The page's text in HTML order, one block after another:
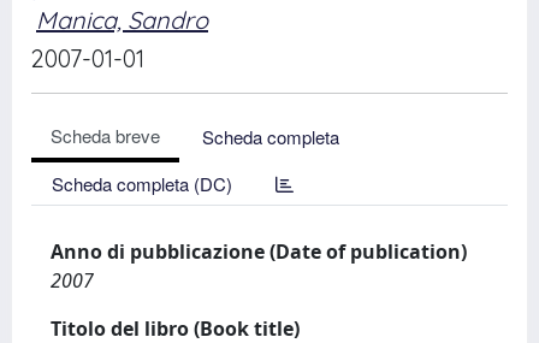
Manica, Sandro
2007-01-01
Scheda breve
Scheda completa
Scheda completa (DC)
Anno di pubblicazione (Date of publication)
2007
Titolo del libro (Book title)